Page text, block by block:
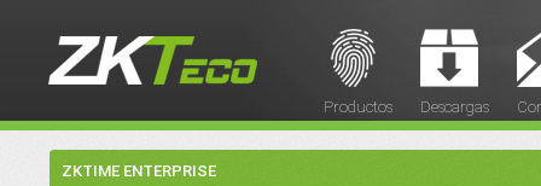
Productos Descargas
ZKTIME ENTERPRISE